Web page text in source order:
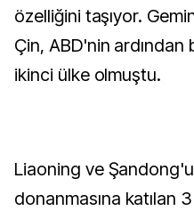
özelliğini taşıyor.
Çin, ABD'nin
ikinci ülke olmuştu.
Liaoning ve
donanmasına katılan